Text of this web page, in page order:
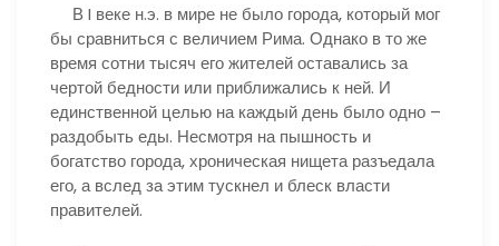
В I веке н.э. в мире не было города, который мог
бы сравниться с величием Рима. Однако в то же
время сотни тысяч его жителей оставались за
чертой бедности или приближались к ней. И
единственной целью на каждый день было одно –
раздобыть еды. Несмотря на пышность и
богатство города, хроническая нищета разъедала
его, а вслед за этим тускнел и блеск власти
правителей.